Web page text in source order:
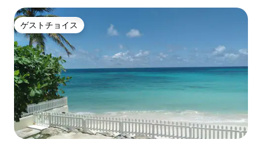
ゲストチョイス
ゲストチョイス